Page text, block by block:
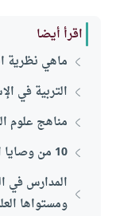
اقرأ أيضا
ماهي نظرية
التربية في
مناهج علوم
10 من وصايا الرسول ﷺ في تربية الأبناء
المدارس في
ومستواها